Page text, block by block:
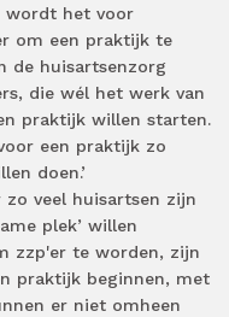
wordt het voor
om een praktijk te
de huisartsenzorg
die wél het werk van
praktijk willen starten.
een praktijk zo
doen.’
veel huisartsen zijn
plek’ willen
zzp'er te worden, zijn
praktijk beginnen, met
er niet omheen